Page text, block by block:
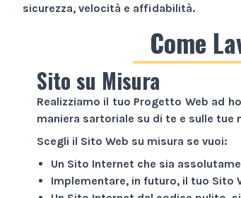
sicurezza, velocità e affidabilità.
Come
Sito su Misura
Realizziamo il tuo Progetto Web ad
maniera sartoriale su di te e sulle tue
Scegli il Sito Web su misura se vuoi:
Un Sito Internet che sia
Implementare, in futuro, il tuo Sito